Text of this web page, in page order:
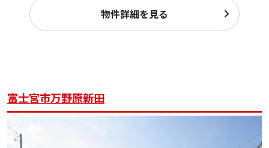
物件詳細を見る
富士宮市万野原新田